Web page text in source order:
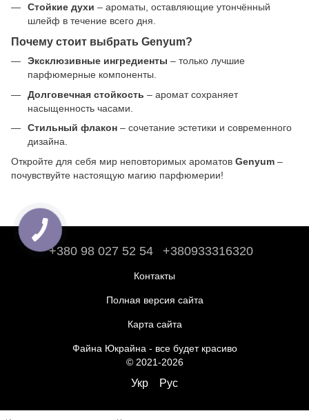
Стойкие духи – ароматы, оставляющие утончённый
шлейф в течение всего дня.
Почему стоит выбрать Genyum?
Эксклюзивные ингредиенты – только лучшие
парфюмерные компоненты.
Долговечная стойкость – аромат сохраняет
насыщенность часами.
Стильный флакон – сочетание эстетики и современного
дизайна.
Откройте для себя мир неповторимых ароматов Genyum –
почувствуйте настоящую магию парфюмерии!
+380 98 027 52 54 +380933316320
Контакты
Полная версия сайта
Карта сайта
Файна Юкрайна - все будет красиво
© 2021-2026
Укр Рус